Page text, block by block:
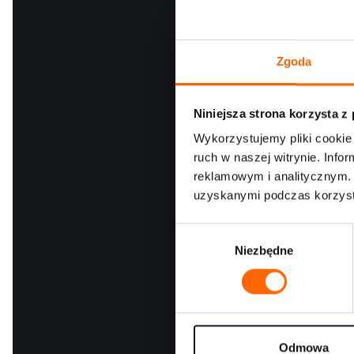
Zgoda
Niniejsza strona korzysta z
Wykorzystujemy pliki
ruch w naszej witrynie.
reklamowym i
uzyskanymi podczas
Niezbędne
Odmowa